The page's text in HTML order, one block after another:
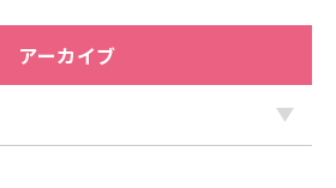
アーカイブ